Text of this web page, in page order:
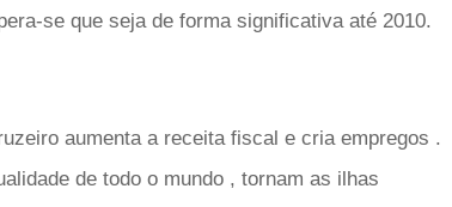
se que seja de forma significativa até 2010.
aumenta a receita fiscal e cria empregos .
de todo o mundo , tornam as ilhas